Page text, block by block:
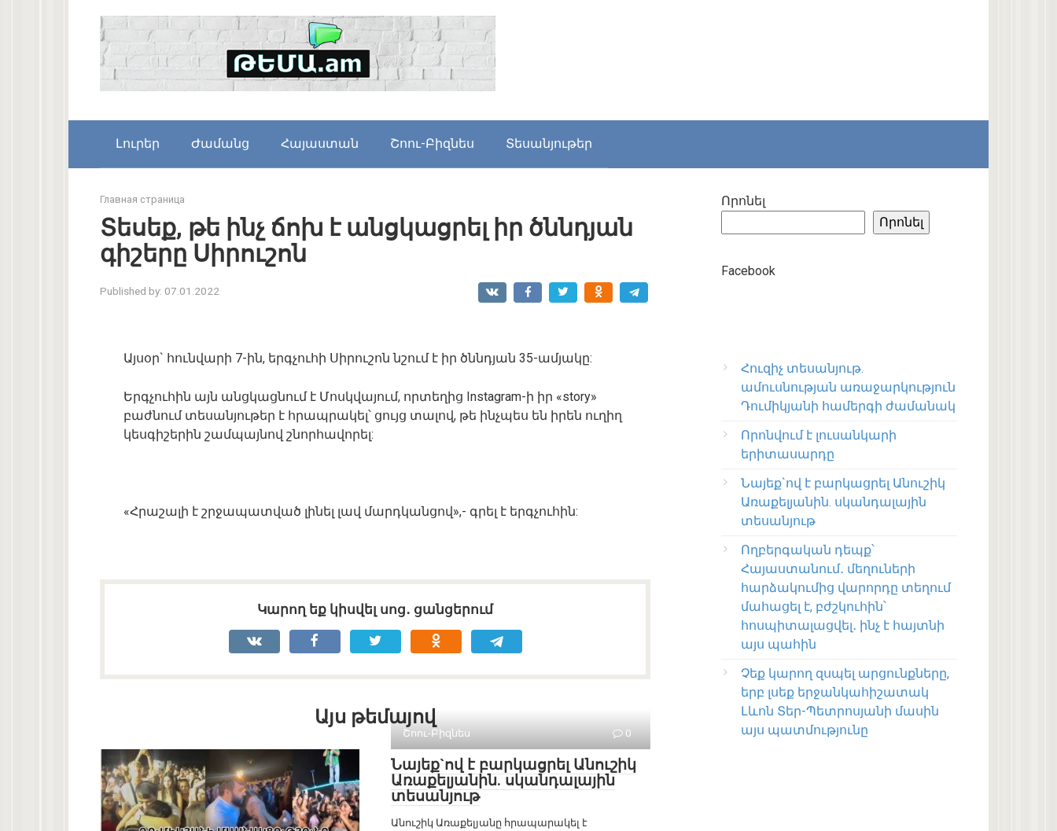
Լուրեր Ժամանց Հայաստան Շոու-Բիզնես Տեսանյութեր
Главная страница
Տեսեք, թե ինչ ճոխ է անցկացրել իր ծննդյան
գիշերը Սիրուշոն
Published by: 07.01.2022
Այսօր` հունվարի 7-ին, երգչուհի Սիրուշոն նշում է իր ծննդյան 35-ամյակը:
Երգչուհին այն անցկացնում է Մոսկվայում, որտեղից Instagram-ի իր «story»
բաժնում տեսանյութեր է հրապրակել՝ ցույց տալով, թե ինչպես են իրեն ուղիղ
կեսգիշերին շամպայնով շնորհավորել:
«Հրաշալի է շրջապատված լինել լավ մարդկանցով»,- գրել է երգչուհին:
Կարող եք կիսվել սոց․ ցանցերում
Այս թեմայով
Շոու-Բիզնես 0
Նայեք`ով է բարկացրել Անուշիկ
Առաքելյանին. սկանդալային
տեսանյութ
Անուշիկ Առաքելյանը հրապարակել է
Որոնել
Որոնել
Facebook
Հուզիչ տեսանյութ.
ամուսնության առաջարկություն
Դումիկյանի համերգի ժամանակ
Որոնվում է լուսանկարի
երիտասարդը
Նայեք`ով է բարկացրել Անուշիկ
Առաքելյանին. սկանդալային
տեսանյութ
Ողբերգական դեպք՝
Հայաստանում․ մեղուների
հարձակումից վարորդը տեղում
մահացել է, բժշկուհին՝
հոսպիտալացվել․ ինչ է հայտնի
այս պահին
Չեք կարող զսպել արցունքները,
երբ լսեք երջանկահիշատակ
Լևոն Տեր-Պետրոսյանի մասին
այս պատմությունը